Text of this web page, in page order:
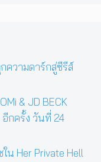
ความดาร์กสู่ซีรีส์
& JD BECK
อีกครั้ง วันที่ 24
น Her Private Hell